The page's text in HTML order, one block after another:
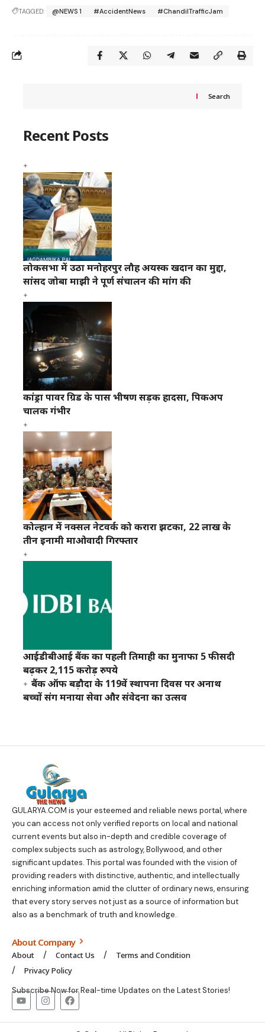
TAGGED: @NEWS 1 #AccidentNews #ChandilTrafficJam
Search
Recent Posts
लोकसभा में उठा मनोहरपुर लौह अयस्क खदान का मुद्दा,
सांसद जोबा माझी ने पूर्ण संचालन की मांग की
कांड्रा पावर ग्रिड के पास भीषण सड़क हादसा, पिकअप
चालक गंभीर
कोल्हान में नक्सल नेटवर्क को करारा झटका, 22 लाख के
तीन इनामी माओवादी गिरफ्तार
आईडीबीआई बैंक का पहली तिमाही का मुनाफा 5 फीसदी
बढ़कर 2,115 करोड़ रुपये
बैंक ऑफ बड़ौदा के 119वें स्थापना दिवस पर अनाथ
बच्चों संग मनाया सेवा और संवेदना का उत्सव
GULARYA.COM is your esteemed and reliable news portal, where
you can access not only verified reports on local and national
current events but also in-depth and credible coverage of
complex subjects such as astrology, Bollywood, and other
significant updates. This portal was founded with the vision of
providing readers with distinctive, authentic, and intellectually
enriching information amid the clutter of ordinary news, ensuring
that every story serves not just as a source of information but
also as a benchmark of truth and knowledge.
About Company
About Contact Us
Terms and Condition
Privacy Policy
Subscribe Now for Real-time Updates on the Latest Stories!